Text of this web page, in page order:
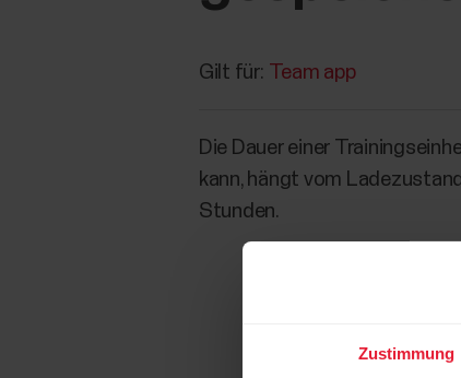
Zustimmung
Gilt für: Team app
Die Dauer einer
kann, hängt vom
Stunden.